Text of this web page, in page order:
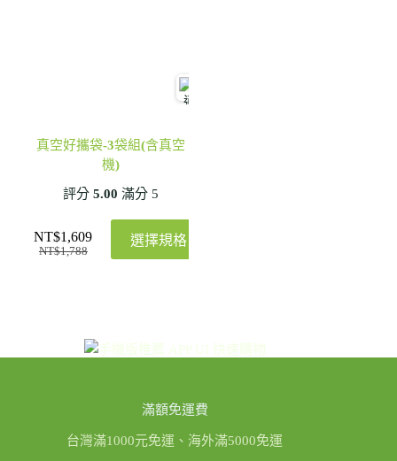
真空好攜袋-3袋組(含真空
機)
評分5.00 滿分 5
NT$1,788
NT$1,609 選擇規格
滿額免運費
台灣滿1000元免運、海外滿5000免運